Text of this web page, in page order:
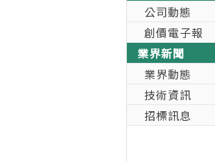
公司動態
創價電子報
業界新聞
業界動態
技術資訊
招標訊息